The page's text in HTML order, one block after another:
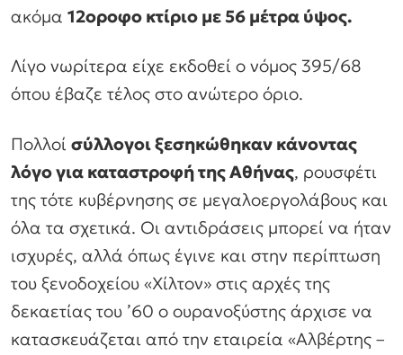
ακόμα 12οροφο κτίριο με 56 μέτρα ύψος.
Λίγο νωρίτερα είχε εκδοθεί ο νόμος 395/68
όπου έβαζε τέλος στο ανώτερο όριο.
Πολλοί σύλλογοι ξεσηκώθηκαν κάνοντας
λόγο για καταστροφή της Αθήνας, ρουσφέτι
της τότε κυβέρνησης σε μεγαλοεργολάβους και
όλα τα σχετικά. Οι αντιδράσεις μπορεί να ήταν
ισχυρές, αλλά όπως έγινε και στην περίπτωση
του ξενοδοχείου «Χίλτον» στις αρχές της
δεκαετίας του ’60 ο ουρανοξύστης άρχισε να
κατασκευάζεται από την εταιρεία «Αλβέρτης –